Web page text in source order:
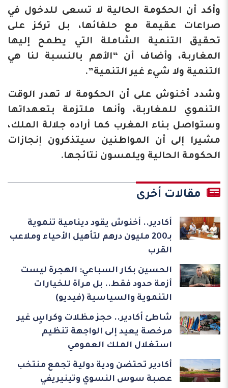
وأكد أن الحكومة الحالية لا تسعى للدخول في
صراعات عقيمة مع حلفائها، بل تركز على
تحقيق التنمية الشاملة التي يطمح إليها
المغاربة، وأضاف أن “الأهم بالنسبة لنا هي
التنمية ولا شيء غير التنمية”.
وشدد أخنوش على أن الحكومة لا تهدر الوقت
التنموي للمغاربة، وأنها ملتزمة بتعهداتها
وستواصل بناء المغرب كما أراده جلالة الملك،
مشيرا إلى أن المواطنين سيتذكرون إنجازات
الحكومة الحالية ويلمسون نتائجها.
مقالات أخرى
أكادير.. أخنوش يقود دينامية تنموية
بـ200 مليون درهم لتأهيل الأحياء وملاعب
القرب
الحسين بكار السباعي: الهجرة ليست
أزمة حدود فقط.. بل مرآة للخيارات
التنموية والسياسية (فيديو)
شاطئ أكادير.. حجز مظلات وكراسٍ غير
مرخصة يعيد إلى الواجهة تنظيم
استغلال الملك العمومي
أكادير تحتضن ودية دولية تجمع منتخب
عصبة سوس النسوي وتينيريفي